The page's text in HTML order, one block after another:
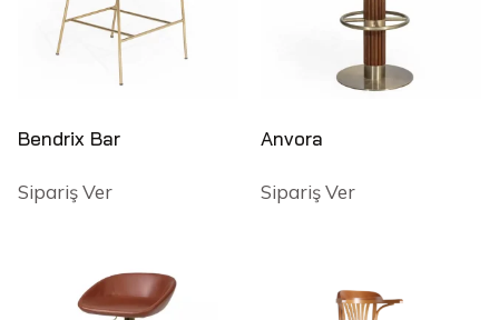
Bendrix Bar
Sipariş Ver
Anvora
Sipariş Ver